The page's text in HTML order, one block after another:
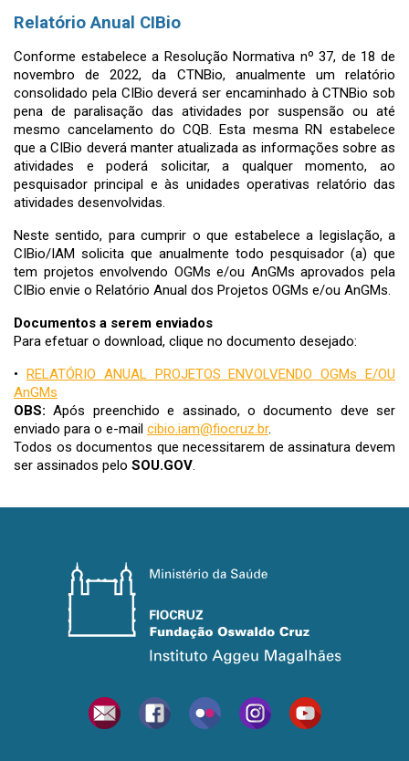
Relatório Anual CIBio
Conforme estabelece a Resolução Normativa nº 37, de 18 de
novembro de 2022, da CTNBio, anualmente um relatório
consolidado pela CIBio deverá ser encaminhado à CTNBio sob
pena de paralisação das atividades por suspensão ou até
mesmo cancelamento do CQB. Esta mesma RN estabelece
que a CIBio deverá manter atualizada as informações sobre as
atividades e poderá solicitar, a qualquer momento, ao
pesquisador principal e às unidades operativas relatório das
atividades desenvolvidas.
Neste sentido, para cumprir o que estabelece a legislação, a
CIBio/IAM solicita que anualmente todo pesquisador (a) que
tem projetos envolvendo OGMs e/ou AnGMs aprovados pela
CIBio envie o Relatório Anual dos Projetos OGMs e/ou AnGMs.
Documentos a serem enviados
Para efetuar o download, clique no documento desejado:
• RELATÓRIO ANUAL PROJETOS ENVOLVENDO OGMs E/OU
AnGMs
OBS: Após preenchido e assinado, o documento deve ser
enviado para o e-mail cibio.iam@fiocruz.br.
Todos os documentos que necessitarem de assinatura devem
ser assinados pelo SOU.GOV.